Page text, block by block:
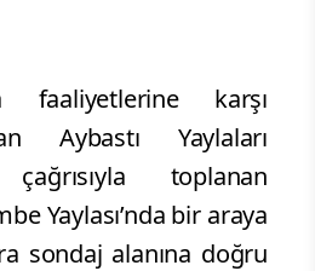
faaliyetlerine karşı
Aybastı Yaylaları
toplanan
Yaylası’nda bir araya
sondaj alanına doğru